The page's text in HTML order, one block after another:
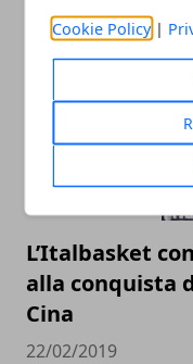
Cookie Policy |
ARTICOLI CORRELATI
L’Italbasket
alla conquista
Cina
22/02/2019